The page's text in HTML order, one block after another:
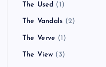
The Used (1)
The Vandals (2)
The Verve (1)
The View (3)